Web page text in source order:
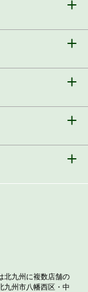
北九州に複数店舗の
九州市八幡西区・中